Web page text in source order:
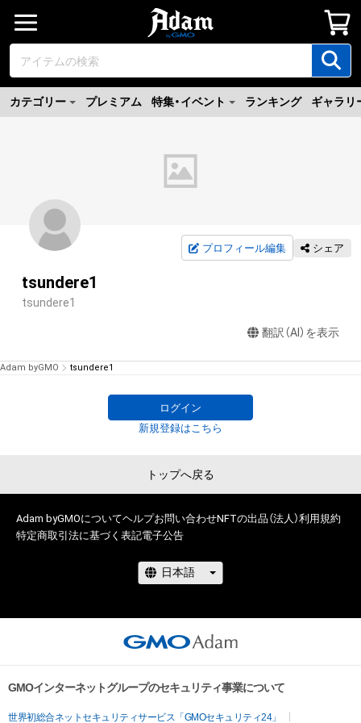
カテゴリー プレミアム 特集・イベント ランキング ギャラリ
プロフィール編集 シェア
tsundere1
tsundere1
翻訳（AI）を表示
Adam byGMO tsundere1
ログイン
新規登録はこちら
トップへ戻る
Adam byGMOについてヘルプお問い合わせNFTの出品（法人）利用規約
特定商取引法に基づく表記電子公告
GMOインターネットグループのセキュリティ事業について
世界初総合ネットセキュリティサービス「GMOセキュリティ24」